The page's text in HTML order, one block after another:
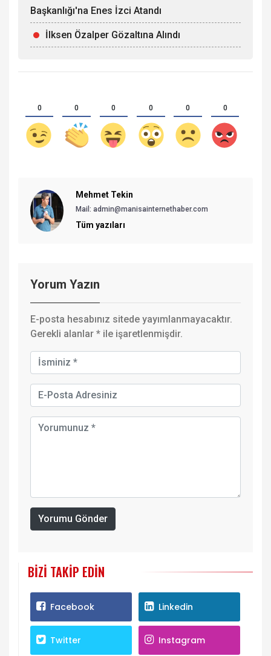
Başkanlığı'na Enes İzci Atandı
İlksen Özalper Gözaltına Alındı
0 0 0 0 0 0
Mehmet Tekin
Mail: admin@manisainternethaber.com
Tüm yazıları
Yorum Yazın
E-posta hesabınız sitede yayımlanmayacaktır.
Gerekli alanlar * ile işaretlenmişdir.
Yorumu Gönder
BIZI TAKIP EDIN
Facebook Linkedin
Twitter Instagram